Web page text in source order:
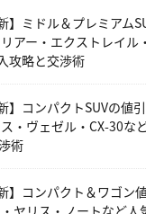
】ミドル＆プレミアム
アー・エクストレイル
攻略と交渉術
】コンパクトSUVの値
・ヴェゼル・CX-30な
術
】コンパクト＆ワゴン
ヤリス・ノートなど人